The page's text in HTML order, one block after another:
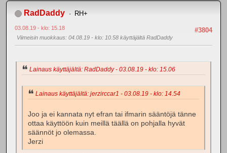
RadDaddy RH+
#3804
03.08.19 - klo: 15.18
Viimeisin muokkaus: 04.08.19 - klo: 10.58 käyttäjältä RadDaddy
Lainaus käyttäjältä: RadDaddy - 03.08.19 - klo: 15.06
Lainaus käyttäjältä: jerzirccar1 - 03.08.19 - klo: 14.54
Joo ja ei kannata nyt efran tai ifmarin sääntöjä tänne
ottaa käyttöön kuin meillä täällä on pohjalla hyvät
säännöt jo olemassa.
Jerzi